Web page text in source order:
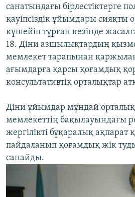
санатындағы бірлестіктерге
қауіпсіздік ұйымдары сияқты
күшейіп тұрған кезінде
18. Діни азшылықтардың
мемлекет тарапынан
ағымдарға қарсы қоғамдық
консультативтік орталықтар
Діни ұйымдар мұндай
мемлекеттің бақылауындағы
жергілікті бұқаралық ақпарат
пайдаланып қоғамдық жік
санайды.